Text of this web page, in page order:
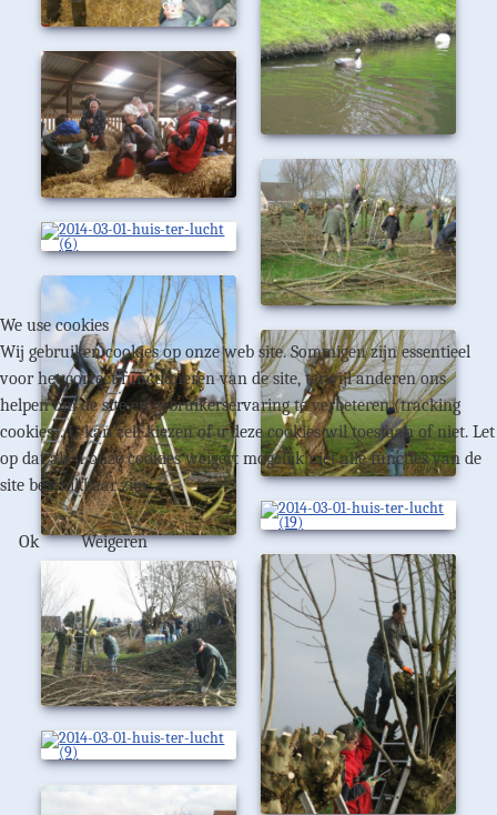
We use cookies
Wij gebruiken cookies op onze web site. Sommigen zijn essentieel
voor het correct functioneren van de site, terwijl anderen ons
helpen om de site en gebruikerservaring te verbeteren (tracking
cookies). U kan zelf kiezen of u deze cookies wil toestaan of niet. Let
op dat als u onze cookies weigert mogelijk niet alle functies van de
site beschikbaar zijn.
Ok Weigeren